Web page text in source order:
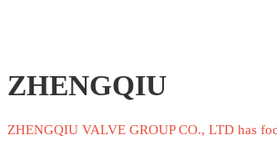
ZHENGQIU
ZHENGQIU VALVE GROUP CO., LTD has